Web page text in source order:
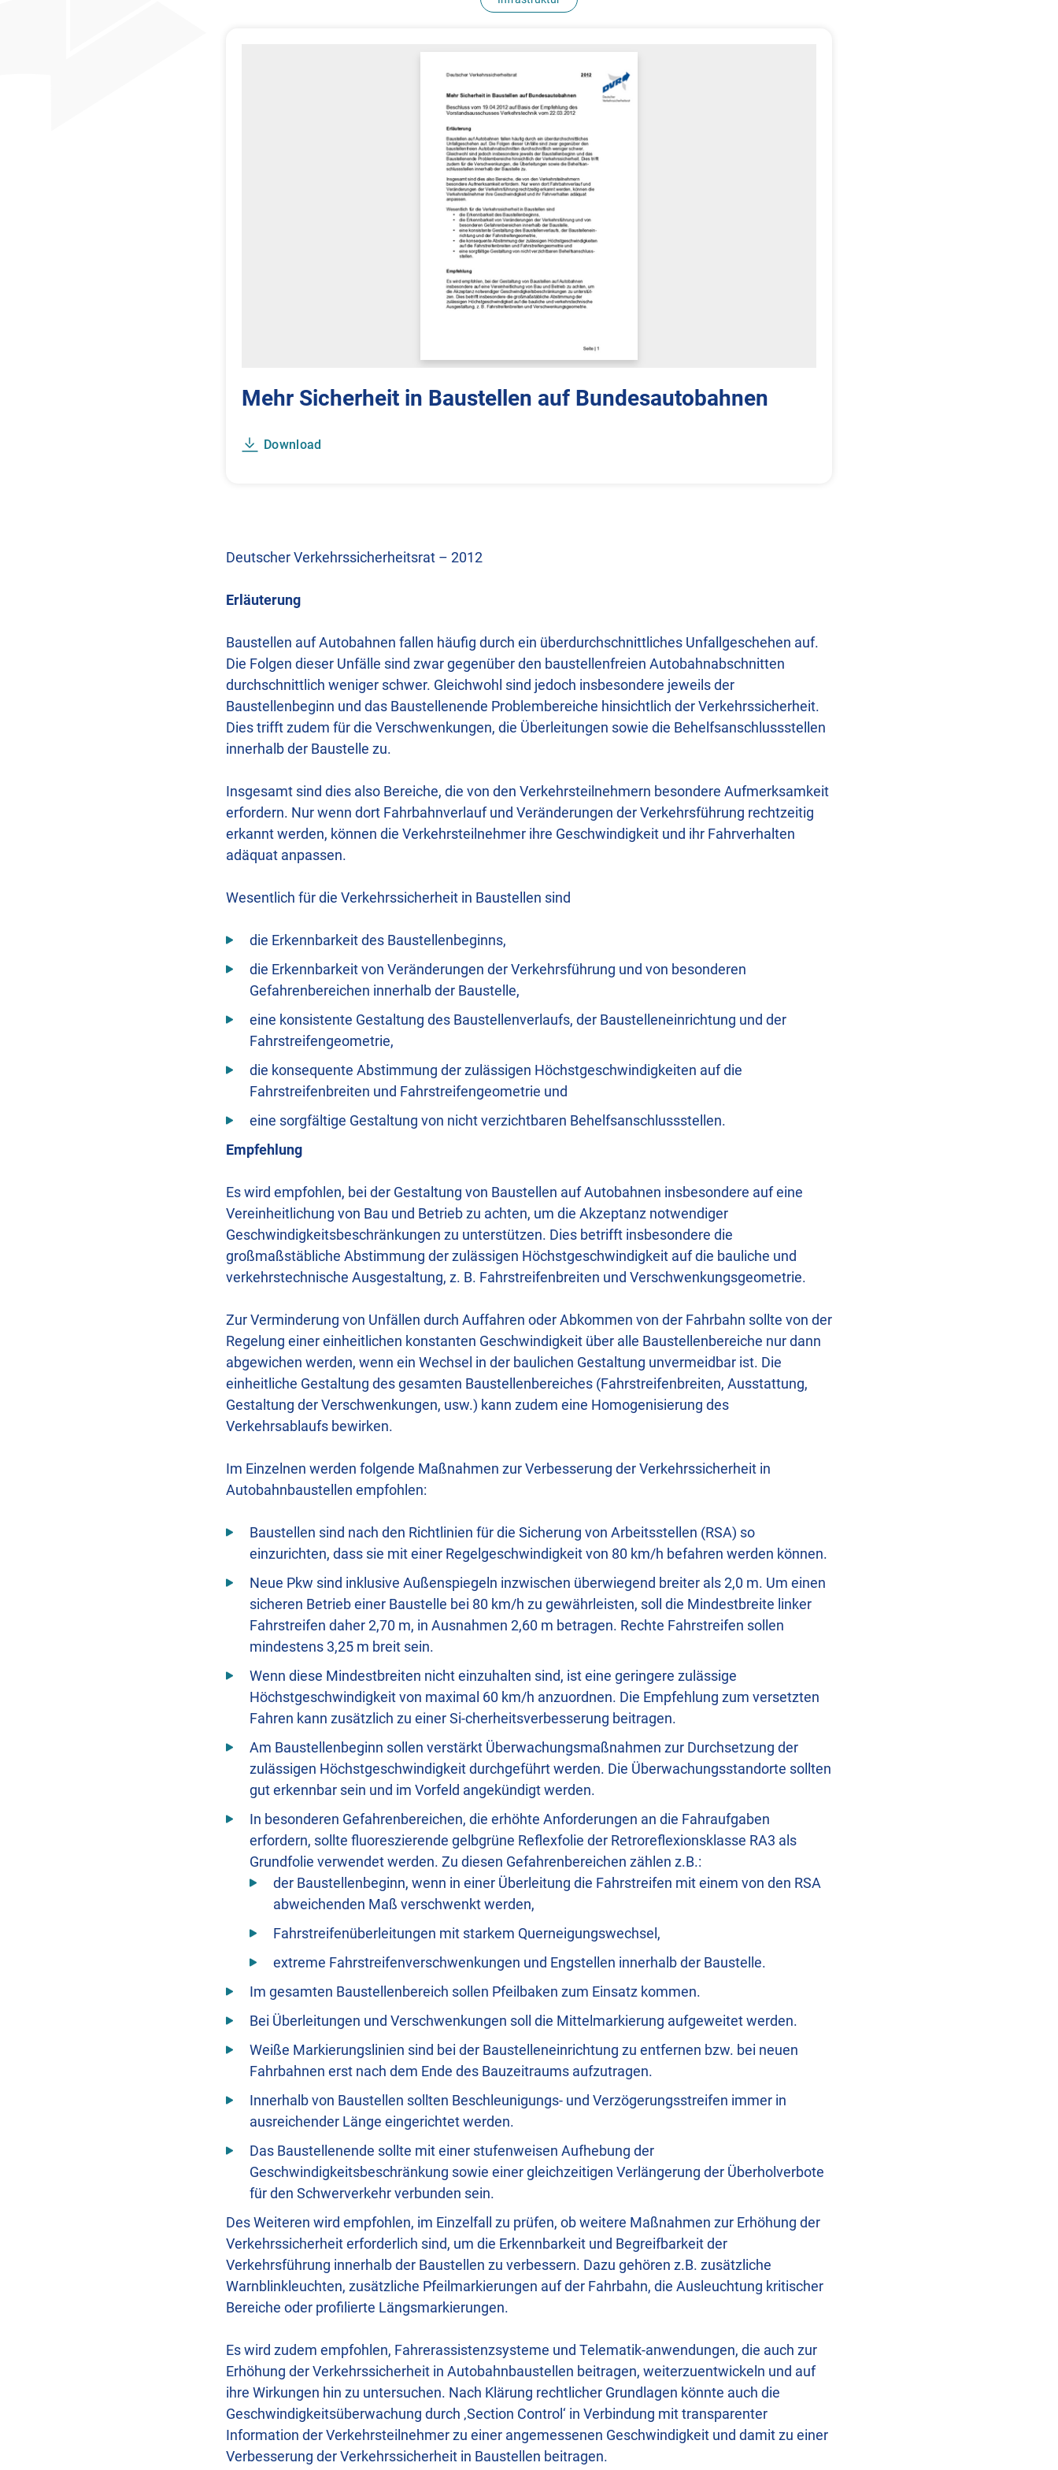
Mehr Sicherheit in Baustellen auf Bundesautobahnen
Download
Deutscher Verkehrssicherheitsrat – 2012
Erläuterung
Baustellen auf Autobahnen fallen häufig durch ein überdurchschnittliches Unfallgeschehen auf.
Die Folgen dieser Unfälle sind zwar gegenüber den baustellenfreien Autobahnabschnitten
durchschnittlich weniger schwer. Gleichwohl sind jedoch insbesondere jeweils der
Baustellenbeginn und das Baustellenende Problembereiche hinsichtlich der Verkehrssicherheit.
Dies trifft zudem für die Verschwenkungen, die Überleitungen sowie die Behelfsanschlussstellen
innerhalb der Baustelle zu.
Insgesamt sind dies also Bereiche, die von den Verkehrsteilnehmern besondere Aufmerksamkeit
erfordern. Nur wenn dort Fahrbahnverlauf und Veränderungen der Verkehrsführung rechtzeitig
erkannt werden, können die Verkehrsteilnehmer ihre Geschwindigkeit und ihr Fahrverhalten
adäquat anpassen.
Wesentlich für die Verkehrssicherheit in Baustellen sind
die Erkennbarkeit des Baustellenbeginns,
die Erkennbarkeit von Veränderungen der Verkehrsführung und von besonderen
Gefahrenbereichen innerhalb der Baustelle,
eine konsistente Gestaltung des Baustellenverlaufs, der Baustelleneinrichtung und der
Fahrstreifengeometrie,
die konsequente Abstimmung der zulässigen Höchstgeschwindigkeiten auf die
Fahrstreifenbreiten und Fahrstreifengeometrie und
eine sorgfältige Gestaltung von nicht verzichtbaren Behelfsanschlussstellen.
Empfehlung
Es wird empfohlen, bei der Gestaltung von Baustellen auf Autobahnen insbesondere auf eine
Vereinheitlichung von Bau und Betrieb zu achten, um die Akzeptanz notwendiger
Geschwindigkeitsbeschränkungen zu unterstützen. Dies betrifft insbesondere die
großmaßstäbliche Abstimmung der zulässigen Höchstgeschwindigkeit auf die bauliche und
verkehrstechnische Ausgestaltung, z. B. Fahrstreifenbreiten und Verschwenkungsgeometrie.
Zur Verminderung von Unfällen durch Auffahren oder Abkommen von der Fahrbahn sollte von der
Regelung einer einheitlichen konstanten Geschwindigkeit über alle Baustellenbereiche nur dann
abgewichen werden, wenn ein Wechsel in der baulichen Gestaltung unvermeidbar ist. Die
einheitliche Gestaltung des gesamten Baustellenbereiches (Fahrstreifenbreiten, Ausstattung,
Gestaltung der Verschwenkungen, usw.) kann zudem eine Homogenisierung des
Verkehrsablaufs bewirken.
Im Einzelnen werden folgende Maßnahmen zur Verbesserung der Verkehrssicherheit in
Autobahnbaustellen empfohlen:
Baustellen sind nach den Richtlinien für die Sicherung von Arbeitsstellen (RSA) so
einzurichten, dass sie mit einer Regelgeschwindigkeit von 80 km/h befahren werden können.
Neue Pkw sind inklusive Außenspiegeln inzwischen überwiegend breiter als 2,0 m. Um einen
sicheren Betrieb einer Baustelle bei 80 km/h zu gewährleisten, soll die Mindestbreite linker
Fahrstreifen daher 2,70 m, in Ausnahmen 2,60 m betragen. Rechte Fahrstreifen sollen
mindestens 3,25 m breit sein.
Wenn diese Mindestbreiten nicht einzuhalten sind, ist eine geringere zulässige
Höchstgeschwindigkeit von maximal 60 km/h anzuordnen. Die Empfehlung zum versetzten
Fahren kann zusätzlich zu einer Si-cherheitsverbesserung beitragen.
Am Baustellenbeginn sollen verstärkt Überwachungsmaßnahmen zur Durchsetzung der
zulässigen Höchstgeschwindigkeit durchgeführt werden. Die Überwachungsstandorte sollten
gut erkennbar sein und im Vorfeld angekündigt werden.
In besonderen Gefahrenbereichen, die erhöhte Anforderungen an die Fahraufgaben
erfordern, sollte fluoreszierende gelbgrüne Reflexfolie der Retroreflexionsklasse RA3 als
Grundfolie verwendet werden. Zu diesen Gefahrenbereichen zählen z.B.:
der Baustellenbeginn, wenn in einer Überleitung die Fahrstreifen mit einem von den RSA
abweichenden Maß verschwenkt werden,
Fahrstreifenüberleitungen mit starkem Querneigungswechsel,
extreme Fahrstreifenverschwenkungen und Engstellen innerhalb der Baustelle.
Im gesamten Baustellenbereich sollen Pfeilbaken zum Einsatz kommen.
Bei Überleitungen und Verschwenkungen soll die Mittelmarkierung aufgeweitet werden.
Weiße Markierungslinien sind bei der Baustelleneinrichtung zu entfernen bzw. bei neuen
Fahrbahnen erst nach dem Ende des Bauzeitraums aufzutragen.
Innerhalb von Baustellen sollten Beschleunigungs- und Verzögerungsstreifen immer in
ausreichender Länge eingerichtet werden.
Das Baustellenende sollte mit einer stufenweisen Aufhebung der
Geschwindigkeitsbeschränkung sowie einer gleichzeitigen Verlängerung der Überholverbote
für den Schwerverkehr verbunden sein.
Des Weiteren wird empfohlen, im Einzelfall zu prüfen, ob weitere Maßnahmen zur Erhöhung der
Verkehrssicherheit erforderlich sind, um die Erkennbarkeit und Begreifbarkeit der
Verkehrsführung innerhalb der Baustellen zu verbessern. Dazu gehören z.B. zusätzliche
Warnblinkleuchten, zusätzliche Pfeilmarkierungen auf der Fahrbahn, die Ausleuchtung kritischer
Bereiche oder profilierte Längsmarkierungen.
Es wird zudem empfohlen, Fahrerassistenzsysteme und Telematik-anwendungen, die auch zur
Erhöhung der Verkehrssicherheit in Autobahnbaustellen beitragen, weiterzuentwickeln und auf
ihre Wirkungen hin zu untersuchen. Nach Klärung rechtlicher Grundlagen könnte auch die
Geschwindigkeitsüberwachung durch ‚Section Control‘ in Verbindung mit transparenter
Information der Verkehrsteilnehmer zu einer angemessenen Geschwindigkeit und damit zu einer
Verbesserung der Verkehrssicherheit in Baustellen beitragen.